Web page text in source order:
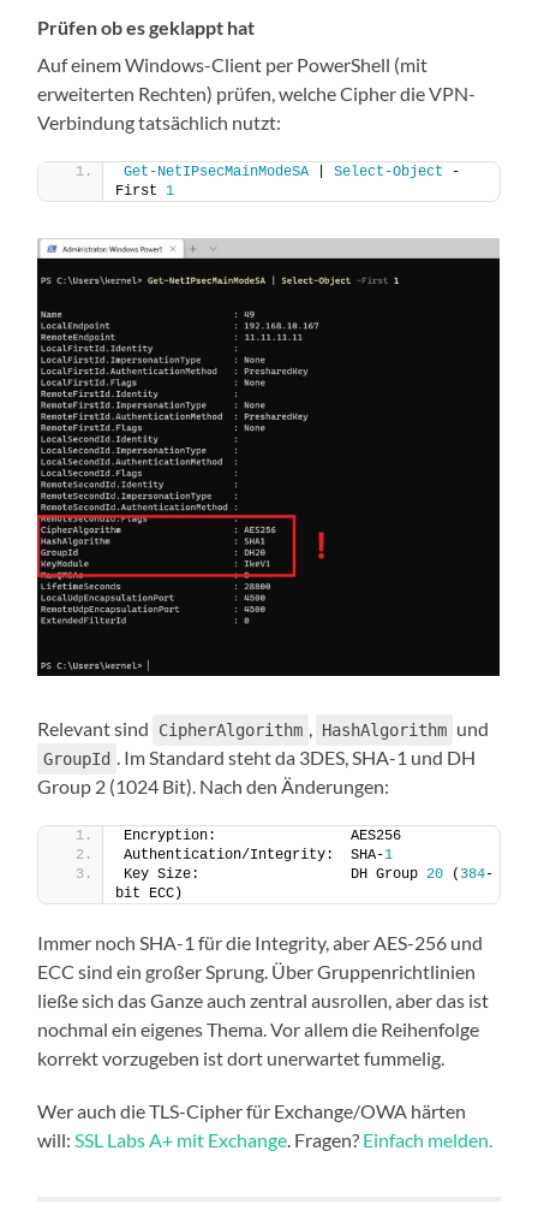
Prüfen ob es geklappt hat
Auf einem Windows-Client per PowerShell (mit
erweiterten Rechten) prüfen, welche Cipher die VPN-
Verbindung tatsächlich nutzt:
Get-NetIPsecMainModeSA | Select-Object -
First 1
Relevant sind CipherAlgorithm , HashAlgorithm und
GroupId . Im Standard steht da 3DES, SHA-1 und DH
Group 2 (1024 Bit). Nach den Änderungen:
Encryption:                AES256
Authentication/Integrity:  SHA-1
Key Size:                  DH Group 20 ( 384-
bit ECC)
Immer noch SHA-1 für die Integrity, aber AES-256 und
ECC sind ein großer Sprung. Über Gruppenrichtlinien
ließe sich das Ganze auch zentral ausrollen, aber das ist
nochmal ein eigenes Thema. Vor allem die Reihenfolge
korrekt vorzugeben ist dort unerwartet fummelig.
Wer auch die TLS-Cipher für Exchange/OWA härten
will:SSL Labs A+ mit Exchange. Fragen? Einfach melden.